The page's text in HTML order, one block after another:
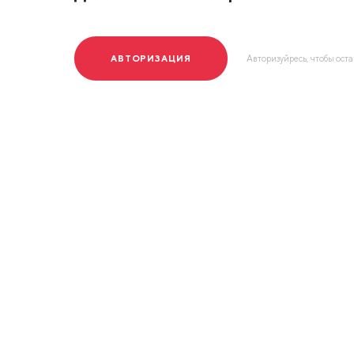
АВТОРИЗАЦИЯ Авторизуйресь, чтобы